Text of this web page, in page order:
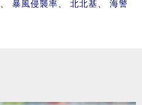
暴風侵襲率 北北基 海警